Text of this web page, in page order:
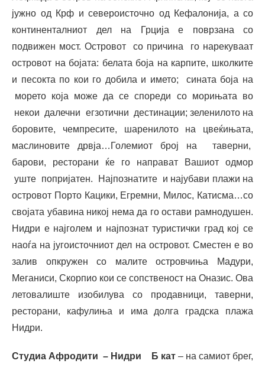
јужно од Крф и североисточно од Кефалонија, а со
континенталниот дел на Грција е поврзана со
подвижен мост. Островот со причина го нарекуваат
островот на бојата: белата боја на карпите, школките
и песокта по кои го добила и името; сината боја на
морето која може да се спореди со морињата во
некои далечни егзотични дестинации; зеленилото на
боровите, чемпресите, шаренилото на цвеќињата,
маслиновите дрвја…Големиот број на таверни,
барови, ресторани ќе го направат Вашиот одмор
уште попријатен. Најпознатите и најубави плажи на
островот Порто Кацики, Егремни, Милос, Катисма…со
својата убавина никој нема да го остави рамнодушен.
Нидри е најголем и најпознат туристички град кој се
наоѓа на југоисточниот дел на островот. Сместен е во
залив опкружен со малите островчиња Мадури,
Меганиси, Скорпио кои се сопственост на Оназис. Ова
летовалиште изобилува со продавници, таверни,
ресторани, кафулиња и има долга градска плажа
Нидри.
Студиа Афродити – Нидри Б кат – на самиот брег,